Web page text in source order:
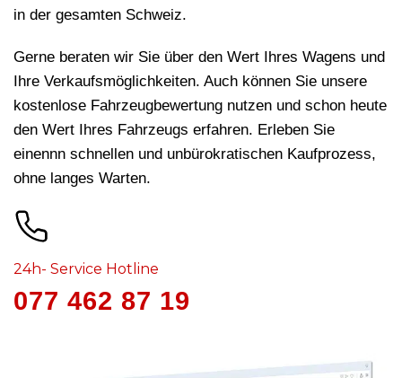
in der gesamten Schweiz.
Gerne beraten wir Sie über den Wert Ihres Wagens und
Ihre Verkaufsmöglichkeiten. Auch können Sie unsere
kostenlose Fahrzeugbewertung nutzen und schon heute
den Wert Ihres Fahrzeugs erfahren. Erleben Sie
einennn schnellen und unbürokratischen Kaufprozess,
ohne langes Warten.
24h- Service Hotline
077 462 87 19